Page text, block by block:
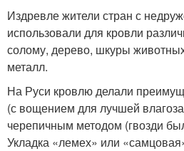
Издревле жители стран с
использовали для кровли
солому, дерево, шкуры
металл.
На Руси кровлю делали
(с вощением для лучшей
черепичным методом (гвозди
Укладка «лемех» или